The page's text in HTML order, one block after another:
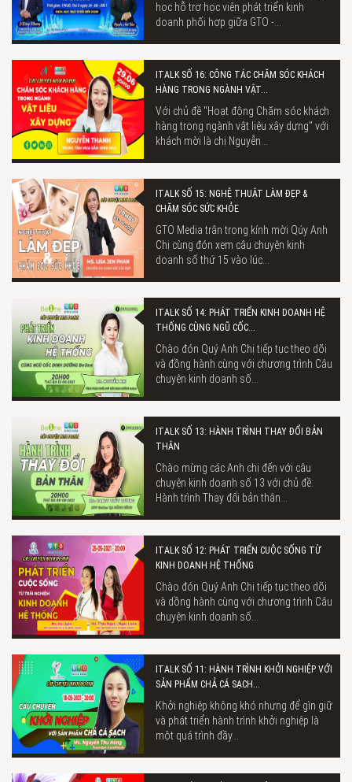
học hỗ trợ học viên phát triển kinh
doanh phối hợp giữa GTO -...
ITALK SỐ 16: CÔNG TÁC CHĂM SÓC KHÁCH
HÀNG TRONG NGÀNH VẬT...
Với chủ đề "Hoạt động Chăm sóc khách
hàng trong ngành vật liệu xây dựng" với
khách mời là chị Nguyễn...
ITALK SỐ 15: NGHỆ THUẬT LÀM ĐẸP &
CHĂM SÓC SỨC KHỎE
GTO Media trân trọng kính mời Qúy Anh
Chị cùng đón xem câu chuyện kinh
doanh số thứ 15 vào lúc...
ITALK SỐ 14: PHÁT TRIỂN KINH DOANH HỆ
THỐNG CÙNG NGŨ CỐC...
Chào đón Quý Anh Chị tiếp tục theo dõi
và đồng hành cùng với chương trình Câu
chuyện kinh doanh số...
ITALK SỐ 13: HÀNH TRÌNH THAY ĐỔI BẢN
THÂN
Chào mừng các Anh chị đến với câu
chuyện kinh doanh số 13 với chủ đề:
Hành trình Thay đổi bản thân...
ITALK SỐ 12: PHÁT TRIỂN CUỘC SỐNG TỪ
KINH DOANH HỆ THỐNG
Chào đón Quý Anh Chị tiếp tục theo dõi
và dồng hành cùng với chương trình Câu
chuyện kinh doanh số...
ITALK SỐ 11: HÀNH TRÌNH KHỞI NGHIỆP VỚI
SẢN PHẨM CHẢ CÁ SẠCH...
Khởi nghiệp không khó nhưng để gìn giữ
và phát triển hành trình khởi nghiệp là
một quá trình đầy...